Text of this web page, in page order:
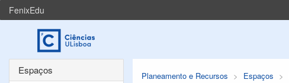
FenixEdu
Planeamento e Recursos Espaços
Espaços